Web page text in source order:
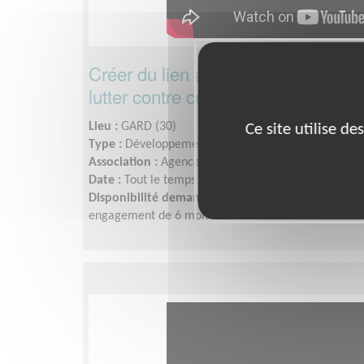
Créer du lien avec les associations
lutter contre contre la précarité
Lieu : GARD (30)
Type : Développement, Fonds, Partenariats
Association : Agence du Don en Nature
Date :
Tout le temps
Disponibilité demandée :
engagement de 6 mois minimum
Ce site utilise